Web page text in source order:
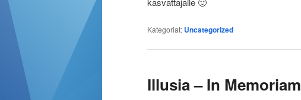
Kategoriat: Uncategorized
Illusia – In Memoriam